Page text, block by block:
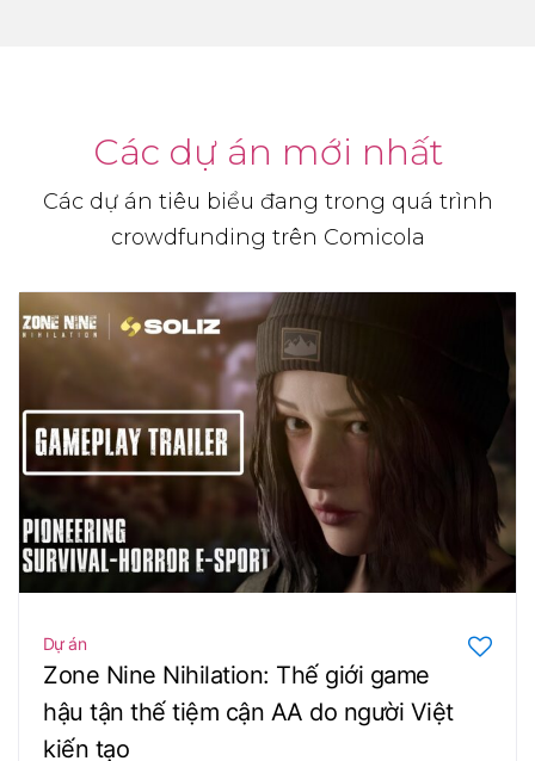
Các dự án mới nhất
Các dự án tiêu biểu đang trong quá trình
crowdfunding trên Comicola
Dự án
Zone Nine Nihilation: Thế giới game
hậu tận thế tiệm cận AA do người Việt
kiến tạo